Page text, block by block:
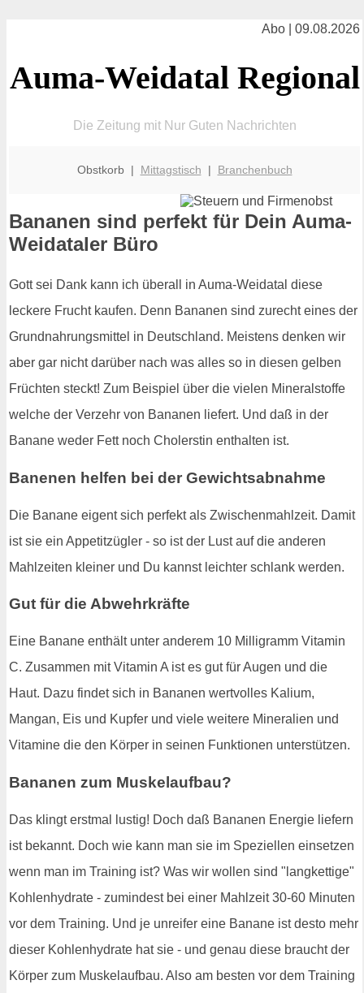
Abo | 09.08.2026
Auma-Weidatal Regional
Die Zeitung mit Nur Guten Nachrichten
Obstkorb | Mittagstisch | Branchenbuch
Bananen sind perfekt für Dein Auma-
Weidataler Büro
Gott sei Dank kann ich überall in Auma-Weidatal diese
leckere Frucht kaufen. Denn Bananen sind zurecht eines der
Grundnahrungsmittel in Deutschland. Meistens denken wir
aber gar nicht darüber nach was alles so in diesen gelben
Früchten steckt! Zum Beispiel über die vielen Mineralstoffe
welche der Verzehr von Bananen liefert. Und daß in der
Banane weder Fett noch Cholerstin enthalten ist.
Banenen helfen bei der Gewichtsabnahme
Die Banane eigent sich perfekt als Zwischenmahlzeit. Damit
ist sie ein Appetitzügler - so ist der Lust auf die anderen
Mahlzeiten kleiner und Du kannst leichter schlank werden.
Gut für die Abwehrkräfte
Eine Banane enthält unter anderem 10 Milligramm Vitamin
C. Zusammen mit Vitamin A ist es gut für Augen und die
Haut. Dazu findet sich in Bananen wertvolles Kalium,
Mangan, Eis und Kupfer und viele weitere Mineralien und
Vitamine die den Körper in seinen Funktionen unterstützen.
Bananen zum Muskelaufbau?
Das klingt erstmal lustig! Doch daß Bananen Energie liefern
ist bekannt. Doch wie kann man sie im Speziellen einsetzen
wenn man im Training ist? Was wir wollen sind "langkettige"
Kohlenhydrate - zumindest bei einer Mahlzeit 30-60 Minuten
vor dem Training. Und je unreifer eine Banane ist desto mehr
dieser Kohlenhydrate hat sie - und genau diese braucht der
Körper zum Muskelaufbau. Also am besten vor dem Training